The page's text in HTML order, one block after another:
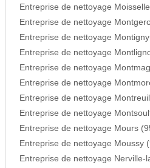
Entreprise de nettoyage
Entreprise de nettoyage
Entreprise de nettoyage
Entreprise de nettoyage
Entreprise de nettoyage
Entreprise de nettoyage
Entreprise de nettoyage
Entreprise de nettoyage
Entreprise de nettoyage Mours
Entreprise de nettoyage Moussy
Entreprise de nettoyage Nerville-